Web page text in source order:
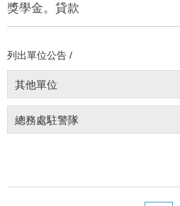
獎學金。貸款
列出單位公告 /
其他單位
總務處駐警隊